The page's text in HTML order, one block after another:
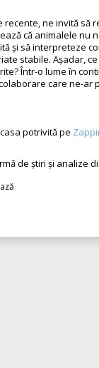
ne invită să
că animalele nu
și să interpreteze
stabile. Așadar,
Într-o lume în
care ne-ar
potrivită pe
de știri și analize